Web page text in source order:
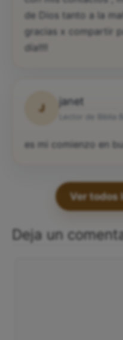
de Dios tanto a la
gracias x compartir
día!!!!
J
janet
es mi comienzo en
Ver todos
Deja un